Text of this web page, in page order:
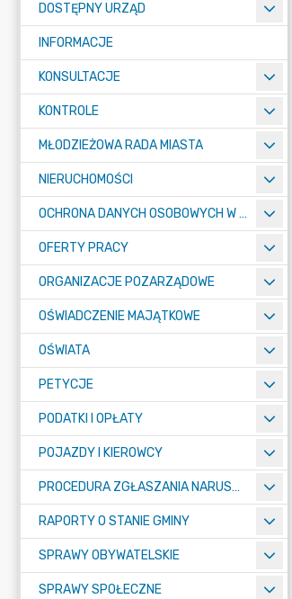
DOSTĘPNY URZĄD
INFORMACJE
KONSULTACJE
KONTROLE
MŁODZIEŻOWA RADA MIASTA
NIERUCHOMOŚCI
OCHRONA DANYCH OSOBOWYCH W URZĘDZIE MIASTA ŻORY - RODO
OFERTY PRACY
ORGANIZACJE POZARZĄDOWE
OŚWIADCZENIE MAJĄTKOWE
OŚWIATA
PETYCJE
PODATKI I OPŁATY
POJAZDY I KIEROWCY
PROCEDURA ZGŁASZANIA NARUSZEŃ PRAWA
RAPORTY O STANIE GMINY
SPRAWY OBYWATELSKIE
SPRAWY SPOŁECZNE